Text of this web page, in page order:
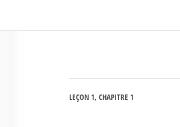
LEÇON 1, CHAPITRE 1